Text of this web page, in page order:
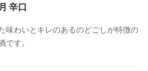
辛口
味わいとキレのあるのどごしが特徴の
です。